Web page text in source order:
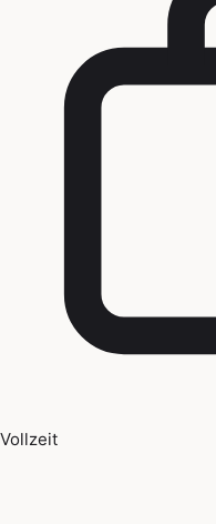
Vollzeit